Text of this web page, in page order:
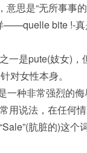
思是“无所事事的
——quelle bite !-真
一是pute(妓女)
对女性本身。
种非常强烈的侮
用说法，在任何情
肮脏的)这